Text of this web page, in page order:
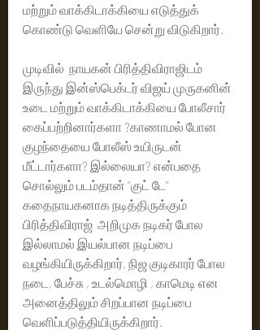
மற்றும் வாக்கிடாக்கியை எடுத்துக்
கொண்டு வெளியே சென்று விடுகிறார்.
முடிவில்  நாயகன் பிரித்திவிராஜிடம்
இருந்து இன்ஸ்பெக்டர் விஜய் முருகனின்
உடை மற்றும் வாக்கிடாக்கியை போலீசார்
கைப்பற்றினார்களா ?காணாமல் போன
குழந்தையை போலீஸ் உயிருடன்
மீட்டார்களா? இல்லையா? என்பதை
சொல்லும் படம்தான் “குட் டே”
கதைநாயகனாக நடித்திருக்கும்
பிரித்திவிராஜ்  அறிமுக நடிகர் போல
இல்லாமல் இயல்பான நடிப்பை
வழங்கியிருக்கிறார். நிஜ குடிகாரர் போல
நடை, பேச்சு , உடல்மொழி , காமெடி என
அனைத்திலும் சிறப்பான நடிப்பை
வெளிப்படுத்தியிருக்கிறார்.